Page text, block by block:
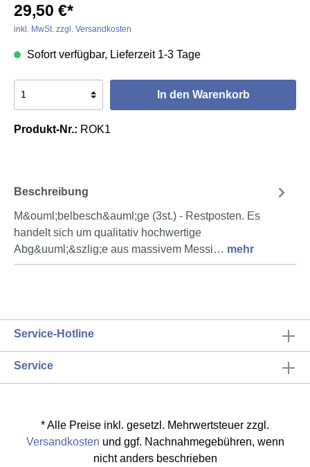
29,50 €*
inkl. MwSt. zzgl. Versandkosten
Sofort verfügbar, Lieferzeit 1-3 Tage
In den Warenkorb
Produkt-Nr.: ROK1
Beschreibung
M&ouml;belbesch&auml;ge (3st.) - Restposten. Es
handelt sich um qualitativ hochwertige
Abg&uuml;&szlig;e aus massivem Messi… mehr
Service-Hotline
Service
* Alle Preise inkl. gesetzl. Mehrwertsteuer zzgl.
Versandkosten und ggf. Nachnahmegebühren, wenn
nicht anders beschrieben